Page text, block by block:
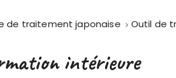
de traitement japonaise Outil de
intérieure